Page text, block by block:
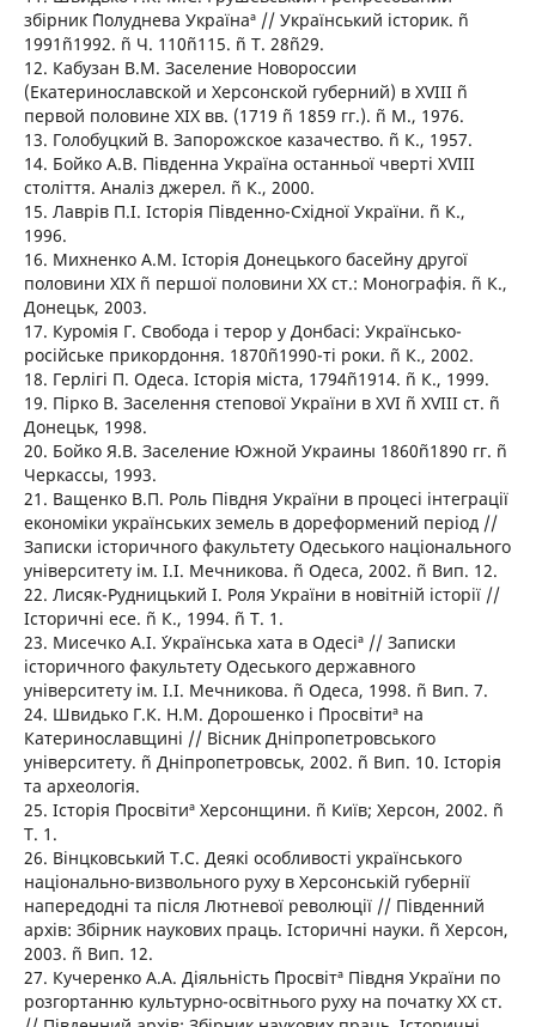
збірник ´Полуднева Українаª // Український історик. ñ
1991ñ1992. ñ Ч. 110ñ115. ñ Т. 28ñ29.
12. Кабузан В.М. Заселение Новороссии
(Екатеринославской и Херсонской губерний) в ХVІІІ ñ
первой половине ХІХ вв. (1719 ñ 1859 гг.). ñ М., 1976.
13. Голобуцкий В. Запорожское казачество. ñ К., 1957.
14. Бойко А.В. Південна Україна останньої чверті ХVІІІ
століття. Аналіз джерел. ñ К., 2000.
15. Лаврів П.І. Історія Південно-Східної України. ñ К.,
1996.
16. Михненко А.М. Історія Донецького басейну другої
половини ХІХ ñ першої половини ХХ ст.: Монографія. ñ К.,
Донецьк, 2003.
17. Куромія Г. Свобода і терор у Донбасі: Українсько-
російське прикордоння. 1870ñ1990-ті роки. ñ К., 2002.
18. Герлігі П. Одеса. Історія міста, 1794ñ1914. ñ К., 1999.
19. Пірко В. Заселення степової України в ХVІ ñ ХVІІІ ст. ñ
Донецьк, 1998.
20. Бойко Я.В. Заселение Южной Украины 1860ñ1890 гг. ñ
Черкассы, 1993.
21. Ващенко В.П. Роль Півдня України в процесі інтеграції
економіки українських земель в дореформений період //
Записки історичного факультету Одеського національного
університету ім. І.І. Мечникова. ñ Одеса, 2002. ñ Вип. 12.
22. Лисяк-Рудницький І. Роля України в новітній історії //
Історичні есе. ñ К., 1994. ñ Т. 1.
23. Мисечко А.І. ´Українська хата в Одесіª // Записки
історичного факультету Одеського державного
університету ім. І.І. Мечникова. ñ Одеса, 1998. ñ Вип. 7.
24. Швидько Г.К. Н.М. Дорошенко і ´Просвітиª на
Катеринославщині // Вісник Дніпропетровського
університету. ñ Дніпропетровськ, 2002. ñ Вип. 10. Історія
та археологія.
25. Історія ´Просвітиª Херсонщини. ñ Київ; Херсон, 2002. ñ
Т. 1.
26. Вінцковський Т.С. Деякі особливості українського
національно-визвольного руху в Херсонській губернії
напередодні та після Лютневої революції // Південний
архів: Збірник наукових праць. Історичні науки. ñ Херсон,
2003. ñ Вип. 12.
27. Кучеренко А.А. Діяльність ´Просвітª Півдня України по
розгортанню культурно-освітнього руху на початку ХХ ст.